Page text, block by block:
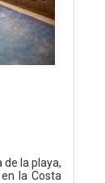
de la playa,
la Costa